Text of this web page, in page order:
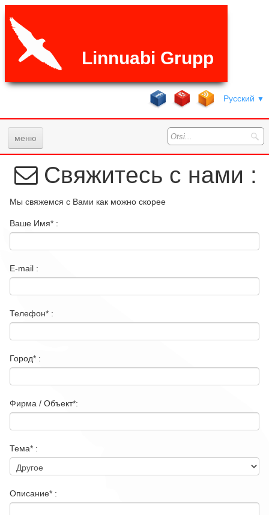
Linnuabi Grupp
Русский ▼
меню
Услуги
Галерея
ЧаВо
О фирме
Свяжитесь с нами :
Мы свяжемся с Вами как можно скорее
Ваше Имя* :
E-mail :
Телефон* :
Город* :
Фирма / Объект*:
Тема* :
Описание* :